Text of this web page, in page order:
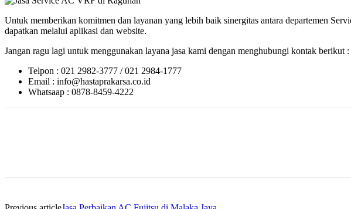
Untuk memberikan komitmen dan layanan yang lebih baik sinergitas antara departemen
dapatkan melalui aplikasi dan website.
Jangan ragu lagi untuk menggunakan layana jasa kami dengan menghubungi kontak berikut :
Telpon : 021 2982-3777 / 021 2984-1777
Email : info@hastaprakarsa.co.id
Whatsaap : 0878-8459-4222